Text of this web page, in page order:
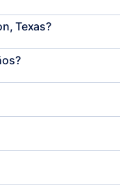
Texas?